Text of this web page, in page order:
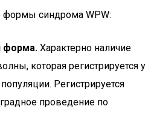
синдрома WPW:
форма. Характерно наличие
которая регистрируется у
Регистрируется
проведение по